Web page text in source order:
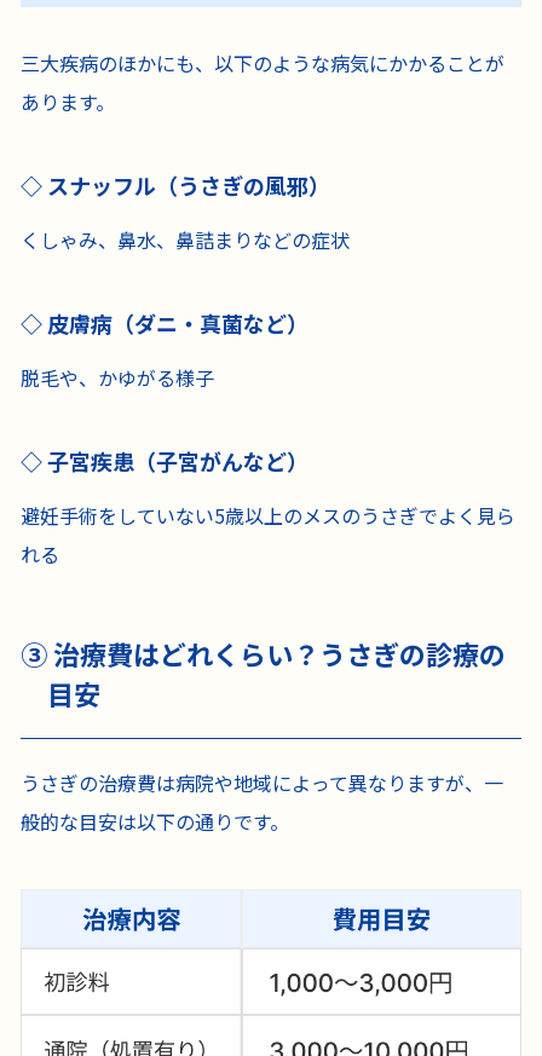
三大疾病のほかにも、以下のような病気にかかることが
あります。
スナッフル（うさぎの風邪）
くしゃみ、鼻水、鼻詰まりなどの症状
皮膚病（ダニ・真菌など）
脱毛や、かゆがる様子
子宮疾患（子宮がんなど）
避妊手術をしていない5歳以上のメスのうさぎでよく見ら
れる
③ 治療費はどれくらい？うさぎの診療の
目安
うさぎの治療費は病院や地域によって異なりますが、一
般的な目安は以下の通りです。